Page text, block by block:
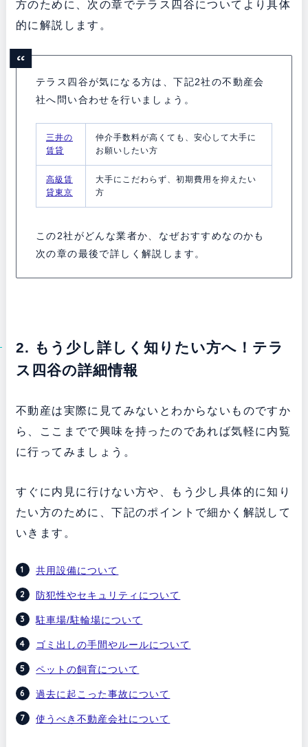
方のために、次の章でテラス四谷についてより具体
的に解説します。
テラス四谷が気になる方は、下記2社の不動産会
社へ問い合わせを行いましょう。
三井の
賃貸
仲介手数料が高くても、安心して大手に
お願いしたい方
高級賃
貸東京
大手にこだわらず、初期費用を抑えたい
方
この2社がどんな業者か、なぜおすすめなのかも
次の章の最後で詳しく解説します。
2. もう少し詳しく知りたい方へ！テラ
ス四谷の詳細情報
不動産は実際に見てみないとわからないものですか
ら、ここまでで興味を持ったのであれば気軽に内覧
に行ってみましょう。
すぐに内見に行けない方や、もう少し具体的に知り
たい方のために、下記のポイントで細かく解説して
いきます。
共用設備について
防犯性やセキュリティについて
駐車場/駐輪場について
ゴミ出しの手間やルールについて
ペットの飼育について
過去に起こった事故について
使うべき不動産会社について